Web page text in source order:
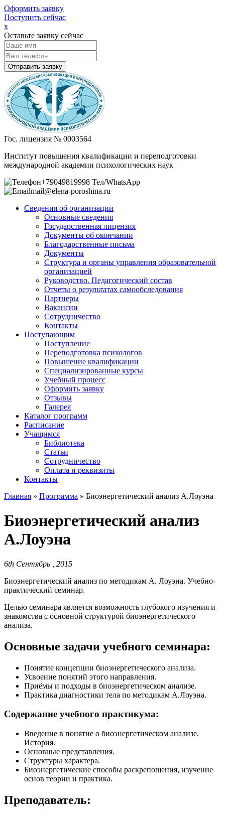
Оформить заявку
Поступить сейчас
х
Оставьте заявку сейчас
Гос. лицензия № 0003564
Институт повышения квалификации и переподготовки
международной академии психологических наук
+79049819998 Тел/WhatsApp
mail@elena-poroshina.ru
Сведения об организации
Основные сведения
Государственная лицензия
Документы об окончании
Благодарственные письма
Документы
Структура и органы управления образовательной
организацией
Руководство. Педагогический состав
Отчеты о результатах самообследования
Партнеры
Вакансии
Сотрудничество
Контакты
Поступающим
Поступление
Переподготовка психологов
Повышение квалификации
Специализированные курсы
Учебный процесс
Оформить заявку
Отзывы
Галерея
Каталог программ
Расписание
Учащимся
Библиотека
Статьи
Сотрудничество
Оплата и реквизиты
Контакты
Главная » Программа » Биоэнергетический анализ А.Лоуэна
Биоэнергетический анализ
А.Лоуэна
6th Сентябрь , 2015
Биоэнергетический анализ по методикам А. Лоуэна. Учебно-
практический семинар.
Целью семинара является возможность глубокого изучения и
знакомства с основной структурой биоэнергетического
анализа.
Основные задачи учебного семинара:
Понятие концепции биоэнергетического анализа.
Усвоение понятий этого направления.
Приёмы и подходы в биоэнергетическом анализе.
Практика диагностики тела по методикам А.Лоуэна.
Содержание учебного практикума:
Введение в понятие о биоэнергетическом анализе.
История.
Основные представления.
Структуры характера.
Биоэнергетические способы раскрепощения, изучение
основ теории и практика.
Преподаватель: